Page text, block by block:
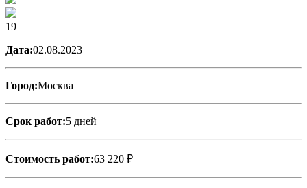
19
Дата:02.08.2023
Город:Москва
Срок работ:5 дней
Стоимость работ:63 220 ₽